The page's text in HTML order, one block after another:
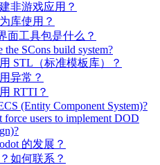
非游戏应用？
库使用？
面工具包是什么？
the SCons build system?
STL（标准模板库）？
异常？
RTTI？
(Entity Component System)?
force users to implement DOD
的发展？
如何联系？